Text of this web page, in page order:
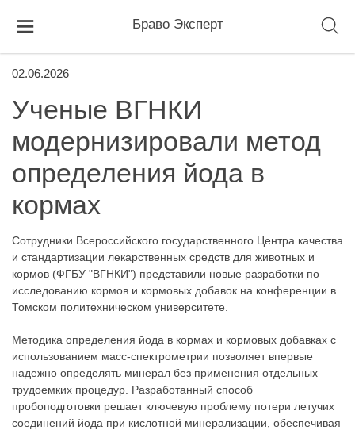
Браво Эксперт
02.06.2026
Ученые ВГНКИ
модернизировали метод
определения йода в
кормах
Сотрудники Всероссийского государственного Центра качества
и стандартизации лекарственных средств для животных и
кормов (ФГБУ "ВГНКИ") представили новые разработки по
исследованию кормов и кормовых добавок на конференции в
Томском политехническом университете.
Методика определения йода в кормах и кормовых добавках с
использованием масс-спектрометрии позволяет впервые
надежно определять минерал без применения отдельных
трудоемких процедур. Разработанный способ
пробоподготовки решает ключевую проблему потери летучих
соединений йода при кислотной минерализации, обеспечивая